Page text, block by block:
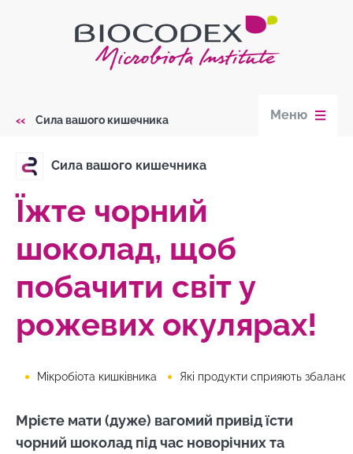
Сила вашого кишечника Меню
Сила вашого кишечника
Їжте чорний
шоколад, щоб
побачити світ у
рожевих окулярах!
Мікробіота кишківника Які продукти сприяють збалансованій
Мрієте мати (дуже) вагомий привід їсти
чорний шоколад під час новорічних та